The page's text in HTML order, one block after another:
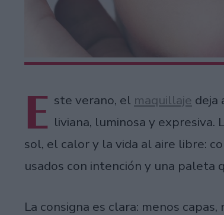
E ste verano, el maquillaje deja
liviana, luminosa y
sol, el calor y la vida al aire libre:
usados con intención y una paleta
La consigna es clara: menos